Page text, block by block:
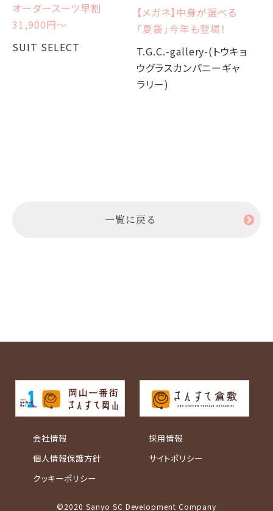
オーダースーツ早割
31,900円〜
SUIT SELECT
【メガネ】中身が選べる
「夏袋」今年も登場！
T.G.C.-gallery-(トウキョ
ウグラスカンパニーギャ
ラリー)
一覧に戻る
会社情報
個人情報保護方針
クッキーポリシー
採用情報
サイトポリシー
©2020 Sanyo SC Development Company